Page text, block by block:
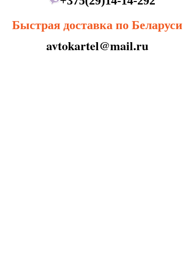
Быстрая доставка по Беларуси
avtokartel@mail.ru